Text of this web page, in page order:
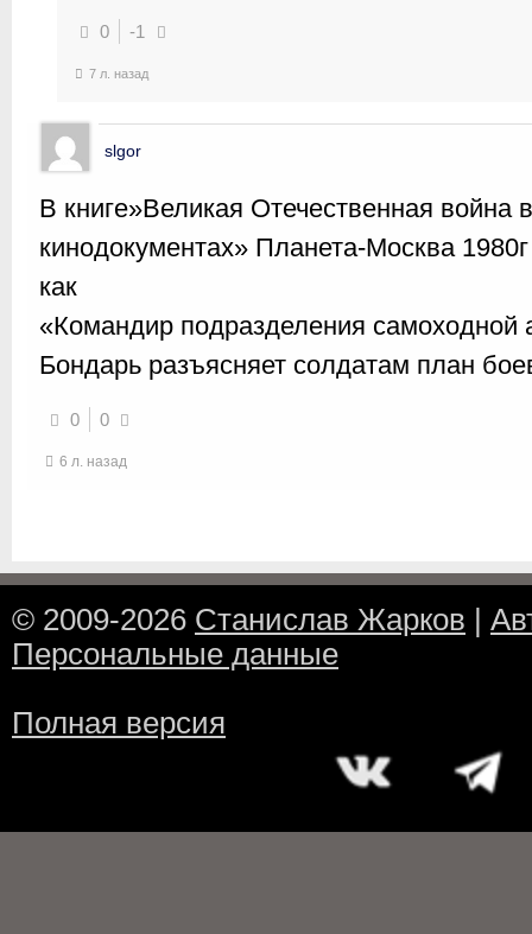
0 -1
7 л. назад
slgor
В книге»Великая Отечественная война
кинодокументах» Планета-Москва
как
«Командир подразделения самоходной
Бондарь разъясняет солдатам план
0 0
6 л. назад
© 2009-2026 Станислав Жарков
Персональные данные
Полная версия